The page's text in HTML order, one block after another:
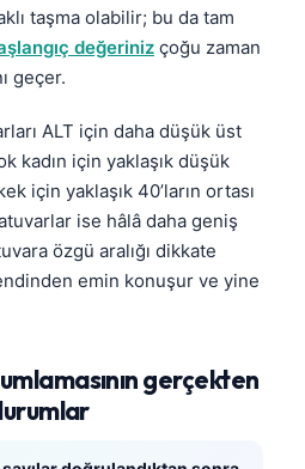
taşma olabilir; bu da tam
değeriniz çoğu zaman
geçer.
ALT için daha düşük üst
kadın için yaklaşık düşük
için yaklaşık 40’ların ortası
ise hâlâ daha geniş
özgü aralığı dikkate
emin konuşur ve yine
gerçekten